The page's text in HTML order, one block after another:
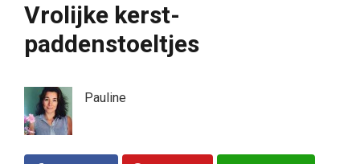
Vrolijke kerst-
paddenstoeltjes
Pauline